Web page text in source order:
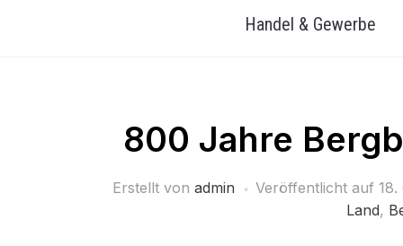
Handel & Gewerbe
800 Jahre
Erstellt von admin Veröffentlicht auf 18.
Land,